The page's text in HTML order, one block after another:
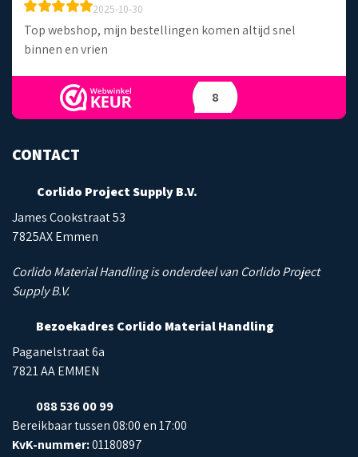
2025-10-30
Top webshop, mijn bestellingen komen altijd snel
binnen en vrien
8
CONTACT
Corlido Project Supply B.V.
James Cookstraat 53
7825AX Emmen
Corlido Material Handling is onderdeel van Corlido Project
Supply B.V.
Bezoekadres Corlido Material Handling
Paganelstraat 6a
7821 AA EMMEN
088 536 00 99
Bereikbaar tussen 08:00 en 17:00
KvK-nummer:01180897